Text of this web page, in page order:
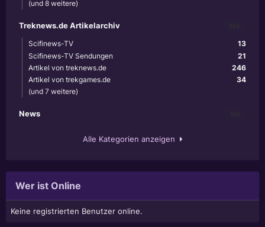
(und 8 weitere)
Treknews.de Artikelarchiv
13
Scifinews-TV
21
Scifinews-TV Sendungen
246
Artikel von treknews.de
34
Artikel von trekgames.de
(und 7 weitere)
News
Alle Kategorien anzeigen
Wer ist Online
Keine registrierten Benutzer online.